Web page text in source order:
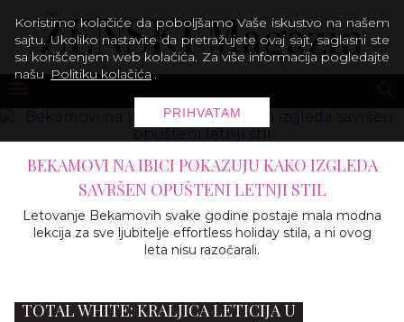
BEKAMOVI NA IBICI POKAZUJU KAKO IZGLEDA
SAVRŠEN OPUŠTENI LETNJI STIL
Letovanje Bekamovih svake godine postaje mala modna
lekcija za sve ljubitelje effortless holiday stila, a ni ovog
leta nisu razočarali.
TOTAL WHITE: KRALJICA LETICIJA U
Koristimo kolačiće da poboljšamo Vaše iskustvo na našem
sajtu. Ukoliko nastavite da pretražujete ovaj sajt, saglasni ste
sa korišćenjem web kolačića. Za više informacija pogledajte
našu Politiku kolačića .
PRIHVATAM